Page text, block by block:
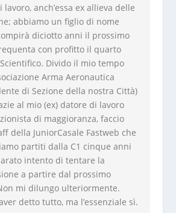
lavoro, anch’essa ex allieva delle
abbiamo un figlio di nome
diciotto anni il prossimo
con profitto il quarto
Divido il mio tempo
Arma Aeronautica
di Sezione della nostra Città)
al mio (ex) datore di lavoro
di maggioranza, faccio
della JuniorCasale Fastweb che
partiti dalla C1 cinque anni
intento di tentare la
a partire dal prossimo
mi dilungo ulteriormente.
detto tutto, ma l’essenziale sì.